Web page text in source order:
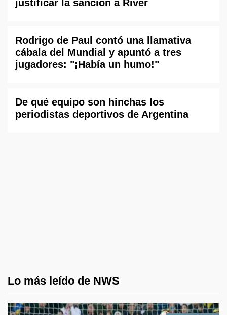
justificar la sanción a River
Rodrigo de Paul contó una llamativa
cábala del Mundial y apuntó a tres
jugadores: "¡Había un humo!"
De qué equipo son hinchas los
periodistas deportivos de Argentina
Lo más leído de NWS